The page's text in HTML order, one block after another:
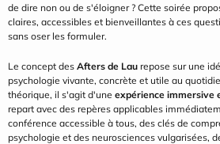
de dire non ou de s'éloigner ? Cette soirée
claires, accessibles et bienveillantes à ces
sans oser les formuler.
Le concept des Afters de Lau repose sur une
psychologie vivante, concrète et utile au
théorique, il s'agit d'une expérience immersive
repart avec des repères applicables
conférence accessible à tous, des clés de
psychologie et des neurosciences vulgarisées,